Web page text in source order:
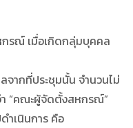
รณ์ เมื่อเกิดกลุ่มบุคคล
ากที่ประชุมนั้น จำนวนไม่
“คณะผู้จัดตั้งสหกรณ์”
เนินการ คือ